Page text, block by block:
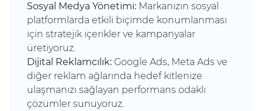
Sosyal Medya Yönetimi: Markanızın sosyal
platformlarda etkili biçimde konumlanması
için stratejik içerikler ve kampanyalar
üretiyoruz.
Dijital Reklamcılık: Google Ads, Meta Ads ve
diğer reklam ağlarında hedef kitlenize
ulaşmanızı sağlayan performans odaklı
çözümler sunuyoruz.